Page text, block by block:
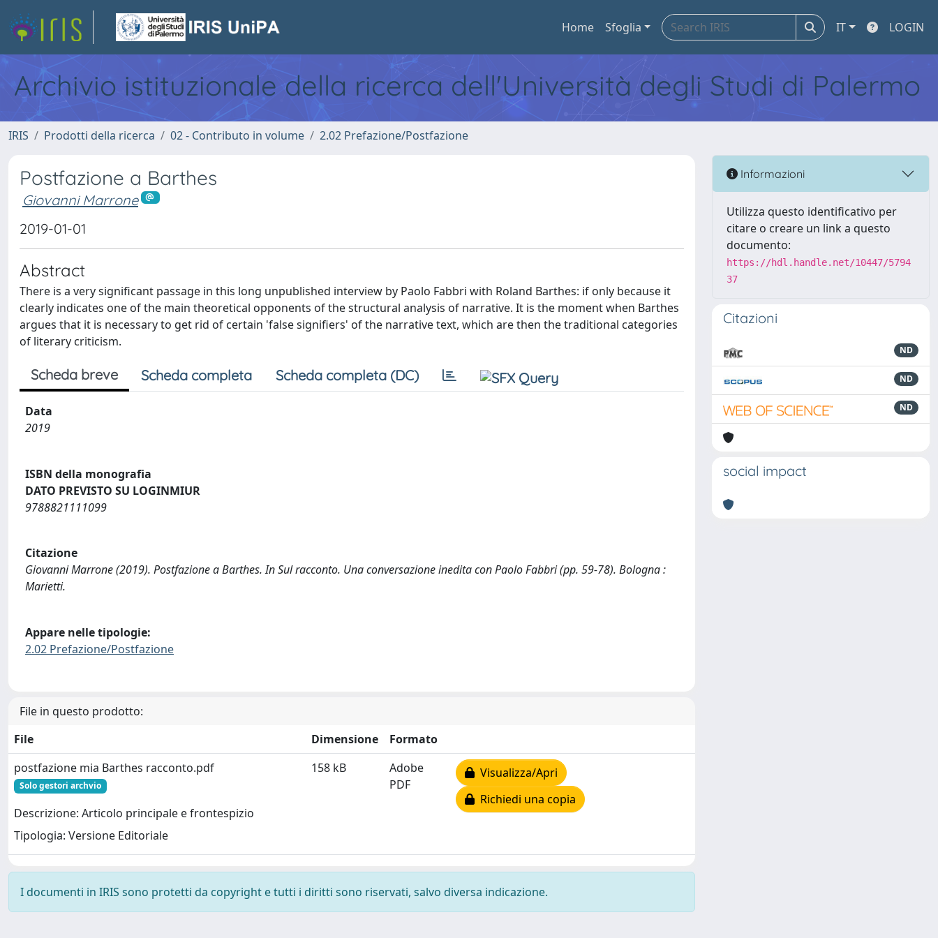
Home Sfoglia IT LOGIN
Archivio istituzionale della ricerca dell'Università degli Studi di Palermo
IRIS Prodotti della ricerca 02 - Contributo in volume 2.02 Prefazione/Postfazione
Postfazione a Barthes
Giovanni Marrone
2019-01-01
Abstract
There is a very significant passage in this long unpublished interview by Paolo Fabbri with Roland Barthes: if only because it
clearly indicates one of the main theoretical opponents of the structural analysis of narrative. It is the moment when Barthes
argues that it is necessary to get rid of certain 'false signifiers' of the narrative text, which are then the traditional categories
of literary criticism.
Scheda breve Scheda completa Scheda completa (DC)
Data
2019
ISBN della monografia
DATO PREVISTO SU LOGINMIUR
9788821111099
Citazione
Giovanni Marrone (2019). Postfazione a Barthes. In Sul racconto. Una conversazione inedita con Paolo Fabbri (pp. 59-78). Bologna :
Marietti.
Appare nelle tipologie:
2.02 Prefazione/Postfazione
File in questo prodotto:
File
Dimensione
Formato
postfazione mia Barthes racconto.pdf
Solo gestori archvio
Descrizione: Articolo principale e frontespizio
Tipologia: Versione Editoriale
158 kB
Adobe
PDF
Visualizza/Apri
Richiedi una copia
I documenti in IRIS sono protetti da copyright e tutti i diritti sono riservati, salvo diversa indicazione.
Informazioni
Utilizza questo identificativo per
citare o creare un link a questo
documento:
https://hdl.handle.net/10447/5794
37
Citazioni
ND
ND
ND
social impact